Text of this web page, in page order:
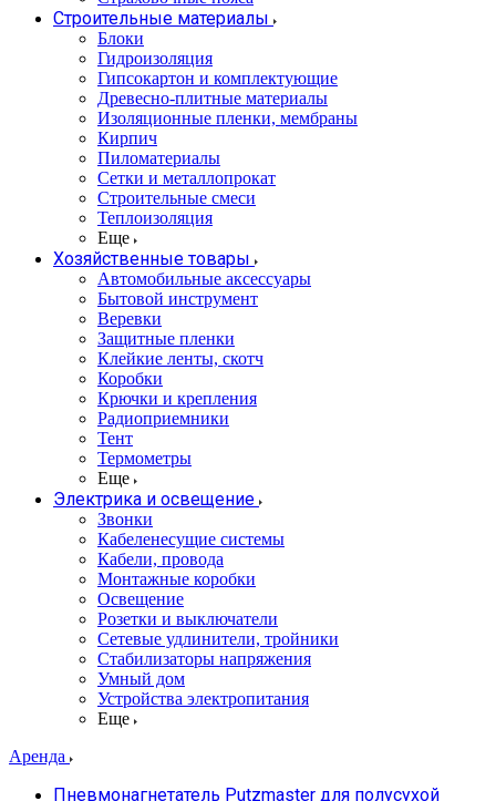
Строительные материалы
Блоки
Гидроизоляция
Гипсокартон и комплектующие
Древесно-плитные материалы
Изоляционные пленки, мембраны
Кирпич
Пиломатериалы
Сетки и металлопрокат
Строительные смеси
Теплоизоляция
Еще
Хозяйственные товары
Автомобильные аксессуары
Бытовой инструмент
Веревки
Защитные пленки
Клейкие ленты, скотч
Коробки
Крючки и крепления
Радиоприемники
Тент
Термометры
Еще
Электрика и освещение
Звонки
Кабеленесущие системы
Кабели, провода
Монтажные коробки
Освещение
Розетки и выключатели
Сетевые удлинители, тройники
Стабилизаторы напряжения
Умный дом
Устройства электропитания
Еще
Аренда
Пневмонагнетатель Putzmaster для полусухой